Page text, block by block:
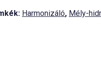
Harmonizáló, Mély-